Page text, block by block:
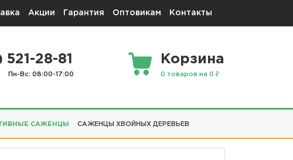
Акции Гарантия Оптовикам Контакты
521-28-81
Пн-Вс: 08:00-17:00
Корзина
0 товаров на 0 ₽
САЖЕНЦЫ САЖЕНЦЫ ХВОЙНЫХ ДЕРЕВЬЕВ